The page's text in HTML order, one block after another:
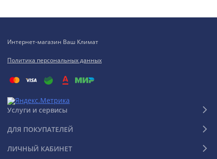
Интернет-магазин Ваш Климат
Политика персональных данных
Услуги и сервисы
ДЛЯ ПОКУПАТЕЛЕЙ
ЛИЧНЫЙ КАБИНЕТ